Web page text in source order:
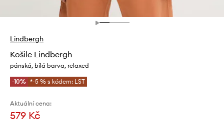
Lindbergh
Košile Lindbergh
pánská, bílá barva, relaxed
-10% *-5 % s kódem: LST
Aktuální cena:
579 Kč